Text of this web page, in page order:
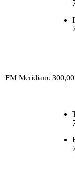
FM Meridiano 300,00